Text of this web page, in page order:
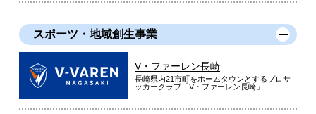
スポーツ・地域創生事業
V・ファーレン長崎
長崎県内21市町をホームタウンとするプロサ
ッカークラブ「V・ファーレン長崎」